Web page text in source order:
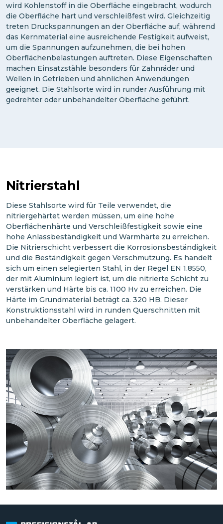
wird Kohlenstoff in die Oberfläche eingebracht, wodurch
die Oberfläche hart und verschleißfest wird. Gleichzeitig
treten Druckspannungen an der Oberfläche auf, während
das Kernmaterial eine ausreichende Festigkeit aufweist,
um die Spannungen aufzunehmen, die bei hohen
Oberflächenbelastungen auftreten. Diese Eigenschaften
machen Einsatzstähle besonders für Zahnräder und
Wellen in Getrieben und ähnlichen Anwendungen
geeignet. Die Stahlsorte wird in runder Ausführung mit
gedrehter oder unbehandelter Oberfläche geführt.
Nitrierstahl
Diese Stahlsorte wird für Teile verwendet, die
nitriergehärtet werden müssen, um eine hohe
Oberflächenhärte und Verschleißfestigkeit sowie eine
hohe Anlassbeständigkeit und Warmhärte zu erreichen.
Die Nitrierschicht verbessert die Korrosionsbeständigkeit
und die Beständigkeit gegen Verschmutzung. Es handelt
sich um einen selegierten Stahl, in der Regel EN 1.8550,
der mit Aluminium legiert ist, um die nitrierte Schicht zu
verstärken und Härte bis ca. 1100 Hv zu erreichen. Die
Härte im Grundmaterial beträgt ca. 320 HB. Dieser
Konstruktionsstahl wird in runden Querschnitten mit
unbehandelter Oberfläche gelagert.